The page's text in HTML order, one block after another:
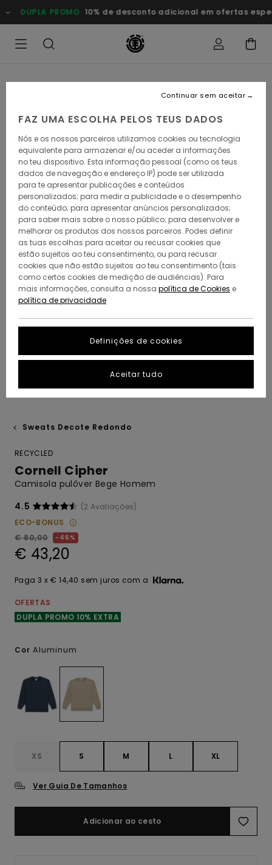
para
a
DUPLA PROMO 10% de desconto adicional em ofertas
Sweats Decote Redondo
RECYCLED
Cornell Cipher
Camisola pulôver Bege Homem
4.5
(2 Avaliações)
ECO-BONUS
€ 80,00
46%
€ 43,20
Paga 3 x € 14,40 sem juros com a
OFERTAS
DUPLA PROMO 10% EXTRA
Cor Aluminum
XS S M L XL
Ver Guia De Tamanhos
Adicionar ao cesto
FAZ UMA ESCOLHA PELOS TEUS DADOS
Nós e os nossos parceiros utilizamos cookies ou tecnologia
equivalente para armazenar e/ou aceder a informações
no teu dispositivo. Esta informação pessoal (como os teus
dados de navegação e endereço IP) pode ser utilizada
para te apresentar publicações e conteúdos
personalizados; para medir a publicidade e o desempenho
do conteúdo; para apresentar anúncios personalizados;
para saber mais sobre o nosso público; para desenvolver e
melhorar os produtos dos nossos parceiros. Podes definir
as tuas escolhas para aceitar ou recusar cookies que
estão sujeitos ao teu consentimento, ou para recusar
cookies que não estão sujeitos ao teu consentimento (tais
como certos cookies de medição de audiências). Para
mais informações, consulta a nossa política de Cookies e
política de privacidade
Definições de cookies
Continuar sem aceitar
Aceitar tudo